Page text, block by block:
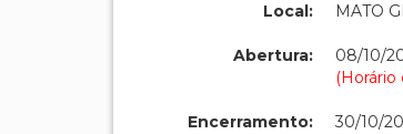
Local: MATO
Abertura:
08/10/
(Horário
Encerramento:
30/10/